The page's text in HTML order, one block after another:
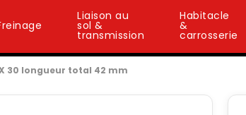
Liaison au
sol &
transmission
Habitacle
&
carrosserie
30 longueur total 42 mm